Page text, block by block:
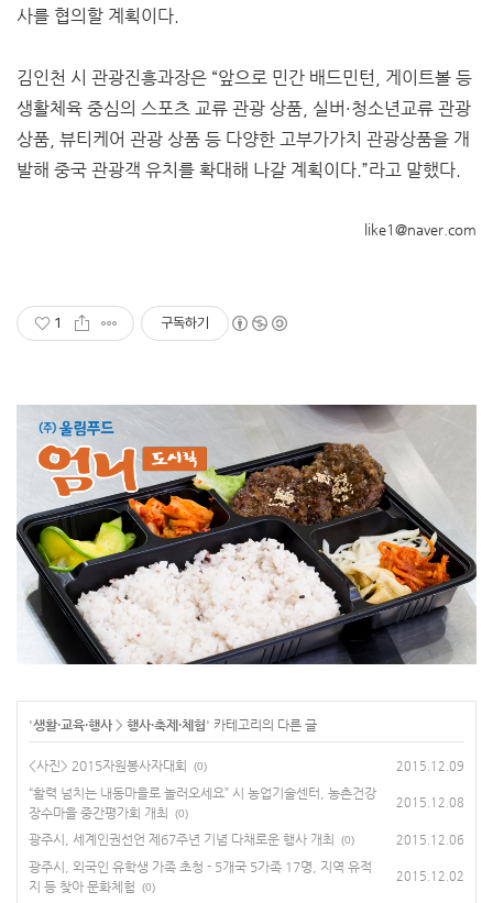
사를 협의할 계획이다.
김인천 시 관광진흥과장은 “앞으로 민간 배드민턴, 게이트볼 등
생활체육 중심의 스포츠 교류 관광 상품, 실버·청소년교류 관광
상품, 뷰티케어 관광 상품 등 다양한 고부가가치 관광상품을 개
발해 중국 관광객 유치를 확대해 나갈 계획이다.”라고 말했다.
like1@naver.com
1 구독하기
'생활·교육·행사> 행사·축제·체험' 카테고리의 다른 글
<사진> 2015자원봉사자대회 (0) 2015.12.09
“활력 넘치는 내동마을로 놀러오세요” 시 농업기술센터, 농촌건강
장수마을 중간평가회 개최
(0)
2015.12.08
광주시, 세계인권선언 제67주년 기념 다채로운 행사 개최 (0) 2015.12.06
광주시, 외국인 유학생 가족 초청 - 5개국 5가족 17명, 지역 유적
지 등 찾아 문화체험
(0)
2015.12.02